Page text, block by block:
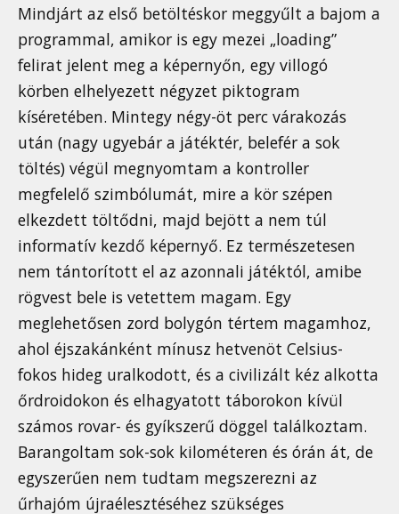
Mindjárt az első betöltéskor meggyűlt a bajom a
programmal, amikor is egy mezei „loading”
felirat jelent meg a képernyőn, egy villogó
körben elhelyezett négyzet piktogram
kíséretében. Mintegy négy-öt perc várakozás
után (nagy ugyebár a játéktér, belefér a sok
töltés) végül megnyomtam a kontroller
megfelelő szimbólumát, mire a kör szépen
elkezdett töltődni, majd bejött a nem túl
informatív kezdő képernyő. Ez természetesen
nem tántorított el az azonnali játéktól, amibe
rögvest bele is vetettem magam. Egy
meglehetősen zord bolygón tértem magamhoz,
ahol éjszakánként mínusz hetvenöt Celsius-
fokos hideg uralkodott, és a civilizált kéz alkotta
őrdroidokon és elhagyatott táborokon kívül
számos rovar- és gyíkszerű döggel találkoztam.
Barangoltam sok-sok kilométeren és órán át, de
egyszerűen nem tudtam megszerezni az
űrhajóm újraélesztéséhez szükséges